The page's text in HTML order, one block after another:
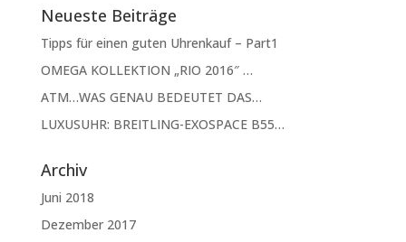
Neueste Beiträge
Tipps für einen guten Uhrenkauf – Part1
OMEGA KOLLEKTION „RIO 2016″ …
ATM…WAS GENAU BEDEUTET DAS…
LUXUSUHR: BREITLING-EXOSPACE B55…
Archiv
Juni 2018
Dezember 2017